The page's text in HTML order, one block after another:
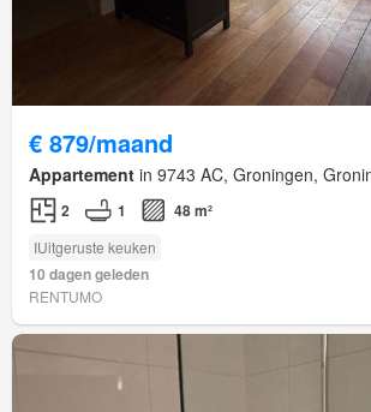
€ 879/maand
Appartement in 9743 AC, Groningen,
2 1 48 m²
IUitgeruste keuken
10 dagen geleden
RENTUMO